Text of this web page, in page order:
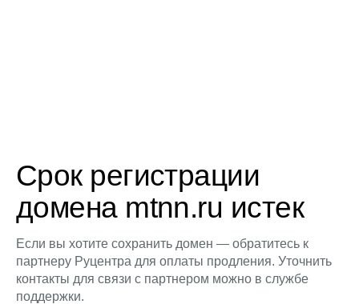
Срок регистрации
домена mtnn.ru истек
Если вы хотите сохранить домен — обратитесь к
партнеру Руцентра для оплаты продления. Уточнить
контакты для связи с партнером можно в службе
поддержки.